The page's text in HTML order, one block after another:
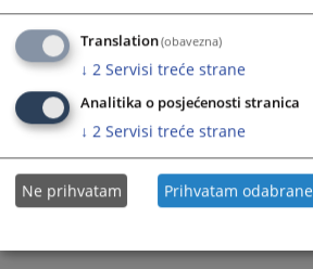
Prateći dokumenti
Zahtjev za medijsko obraćanje
Translation(obavezna)
↓ 2 Servisi treće strane
Analitika o posjećenosti stranica
↓ 2 Servisi treće strane
Ne prihvatam Prihvatam odabrane